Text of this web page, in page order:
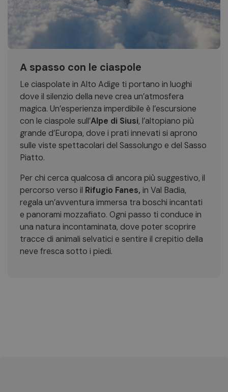
A spasso con le ciaspole
Le ciaspolate in Alto Adige ti portano in luoghi
dove il silenzio della neve crea un’atmosfera
magica. Un’esperienza imperdibile è l’escursione
con le ciaspole sull’Alpe di Siusi, l’altopiano più
grande d’Europa, dove i prati innevati si aprono
sulle viste spettacolari del Sassolungo e del Sasso
Piatto.
Per chi cerca qualcosa di ancora più suggestivo, il
percorso verso il Rifugio Fanes,in Val Badia,
regala un’avventura immersa tra boschi incantati
e panorami mozzafiato. Ogni passo ti conduce in
una natura incontaminata, dove poter scoprire
tracce di animali selvatici e sentire il crepitio della
neve fresca sotto i piedi.